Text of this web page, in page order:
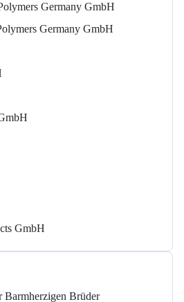
Germany GmbH
Germany GmbH
GmbH
Barmherzigen Brüder